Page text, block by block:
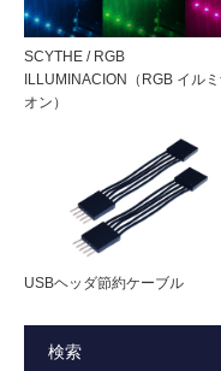
LEDバー同士の連
（赤モデル・青モデル
長さ15.5cmと
（延長ケーブルを2本
能）
RoHS対応の環境
付属品
両
（
保証期間
SCYTHE / RGB
ILLUMINACION（RGB イル
オン）
USBヘッダ節約ケーブル
検索